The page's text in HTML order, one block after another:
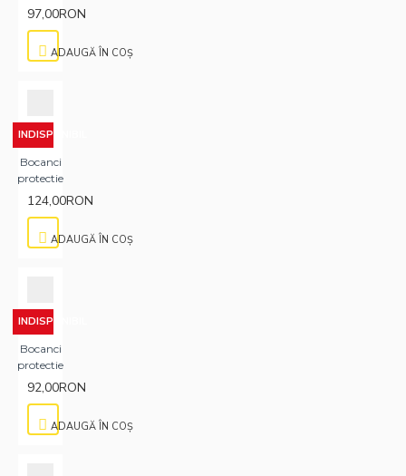
97,00RON
ADAUGĂ ÎN COŞ
INDISPONIBIL
Bocanci
protectie
124,00RON
ADAUGĂ ÎN COŞ
INDISPONIBIL
Bocanci
protectie
92,00RON
ADAUGĂ ÎN COŞ